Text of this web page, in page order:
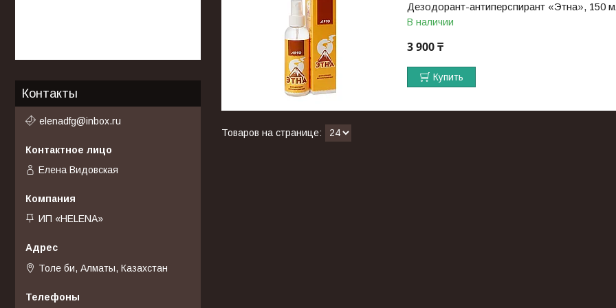
Дезодорант-антиперспирант «Этна», 150
В наличии
3 900 ₸
Купить
Контакты
elenadfg@inbox.ru
Елена Видовская
ИП «HELENA»
Толе би, Алматы, Казахстан